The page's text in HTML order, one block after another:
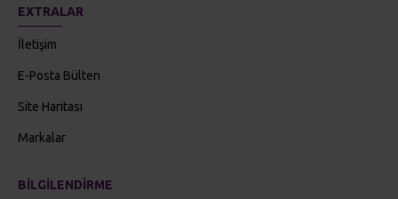
EXTRALAR
İletişim
E-Posta Bülten
Site Haritası
Markalar
BILGILENDIRME